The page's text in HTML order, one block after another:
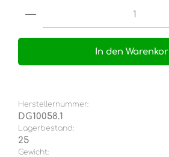
Produkt Anzahl: Gib den
In den
Herstellernummer:
DG10058.1
Lagerbestand:
25
Gewicht: